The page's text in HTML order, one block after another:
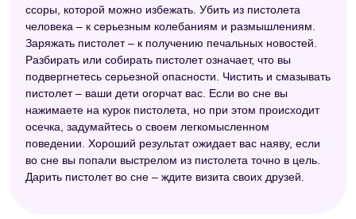
ссоры, которой можно избежать. Убить из пистолета
человека – к серьезным колебаниям и размышлениям.
Заряжать пистолет – к получению печальных новостей.
Разбирать или собирать пистолет означает, что вы
подвергнетесь серьезной опасности. Чистить и смазывать
пистолет – ваши дети огорчат вас. Если во сне вы
нажимаете на курок пистолета, но при этом происходит
осечка, задумайтесь о своем легкомысленном
поведении. Хороший результат ожидает вас наяву, если
во сне вы попали выстрелом из пистолета точно в цель.
Дарить пистолет во сне – ждите визита своих друзей.